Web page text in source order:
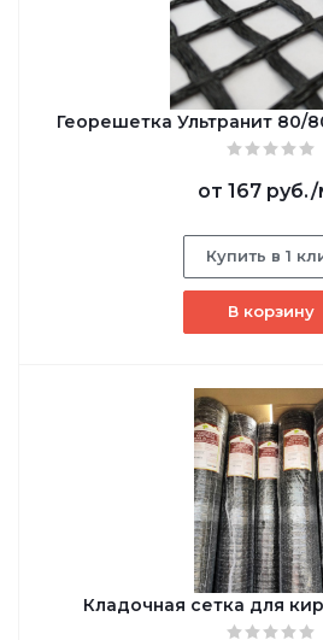
Георешетка Ультранит 80/
от 167 руб./
Купить в 1
В корзину
Кладочная сетка для